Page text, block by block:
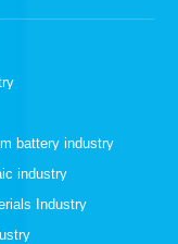
battery industry
industry
Industry